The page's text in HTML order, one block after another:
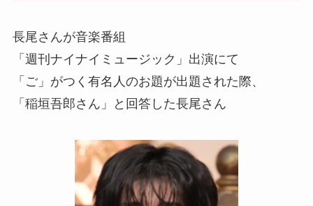
長尾さんが音楽番組
「週刊ナイナイミュージック」出演にて
「ご」がつく有名人のお題が出題された際、
「稲垣吾郎さん」と回答した長尾さん